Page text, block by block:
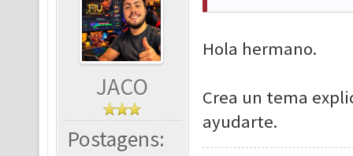
JACO
Postagens:
Hola hermano.
Crea un tema
ayudarte.